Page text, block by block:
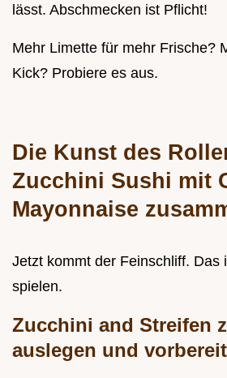
lässt. Abschmecken ist Pflicht!
Mehr Limette für mehr Frische?
Kick? Probiere es aus.
Die Kunst des
Zucchini Sushi mit
Mayonnaise
Jetzt kommt der Feinschliff. Das
spielen.
Zucchini and Streifen
auslegen und